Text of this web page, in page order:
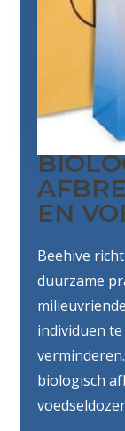
EN
Beehive
duurzame
individuen
biologisch